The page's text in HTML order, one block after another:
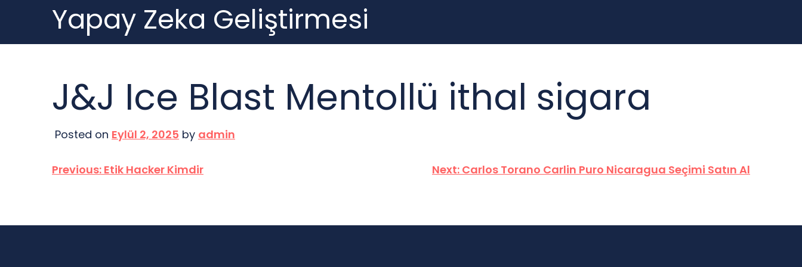
content
Yapay Zeka Geliştirmesi
J&J Ice Blast Mentollü ithal sigara
Posted on Eylül 2, 2025 by admin
Yazı
Previous: Etik Hacker Kimdir Next: Carlos Torano Carlin Puro Nicaragua Seçimi Satın Al